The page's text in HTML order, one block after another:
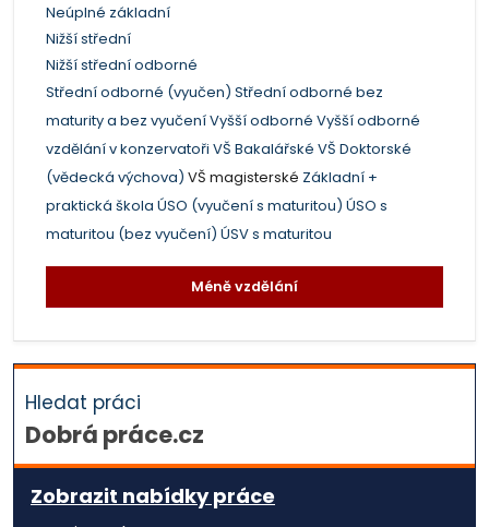
Neúplné základní
Nižší střední
Nižší střední odborné
Střední odborné (vyučen) Střední odborné bez
maturity a bez vyučeníVyšší odborné Vyšší odborné
vzdělání v konzervatoři VŠ Bakalářské VŠ Doktorské
(vědecká výchova) VŠ magisterské Základní +
praktická škola ÚSO (vyučení s maturitou) ÚSO s
maturitou (bez vyučení) ÚSV s maturitou
Méně vzdělání
Hledat práci
Dobrá práce.cz
Zobrazit nabídky práce